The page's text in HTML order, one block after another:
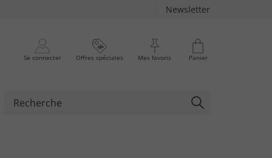
Newsletter
Se connecter Offres spéciales Mes favoris Panier